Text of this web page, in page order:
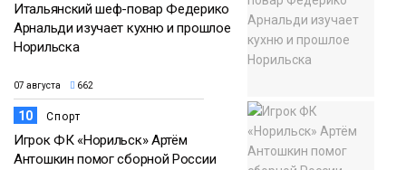
Итальянский шеф-повар Федерико
Арнальди изучает кухню и прошлое
Норильска
07 августа 662
10 Спорт
Игрок ФК «Норильск» Артём
Антошкин помог сборной России